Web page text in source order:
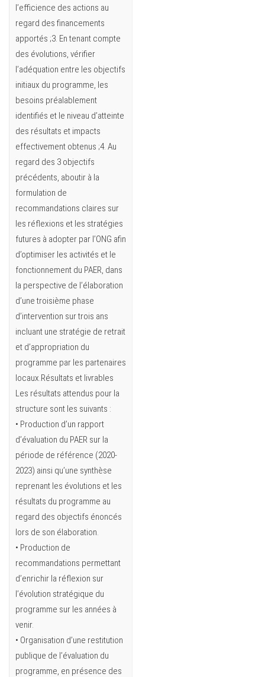
l’efficience des actions au
regard des financements
apportés ;3. En tenant compte
des évolutions, vérifier
l’adéquation entre les objectifs
initiaux du programme, les
besoins préalablement
identifiés et le niveau d’atteinte
des résultats et impacts
effectivement obtenus ;4. Au
regard des 3 objectifs
précédents, aboutir à la
formulation de
recommandations claires sur
les réflexions et les stratégies
futures à adopter par l’ONG afin
d’optimiser les activités et le
fonctionnement du PAER, dans
la perspective de l’élaboration
d’une troisième phase
d’intervention sur trois ans
incluant une stratégie de retrait
et d’appropriation du
programme par les partenaires
locaux.Résultats et livrables
Les résultats attendus pour la
structure sont les suivants :
• Production d’un rapport
d’évaluation du PAER sur la
période de référence (2020-
2023) ainsi qu’une synthèse
reprenant les évolutions et les
résultats du programme au
regard des objectifs énoncés
lors de son élaboration.
• Production de
recommandations permettant
d’enrichir la réflexion sur
l’évolution stratégique du
programme sur les années à
venir.
• Organisation d’une restitution
publique de l’évaluation du
programme, en présence des